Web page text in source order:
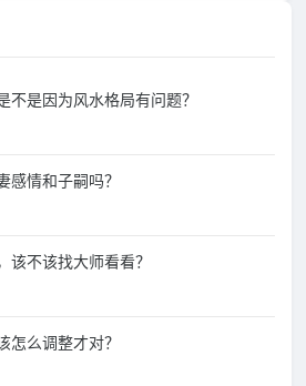
不是因为风水格局有问题？
感情和子嗣吗？
该不该找大师看看？
怎么调整才对？